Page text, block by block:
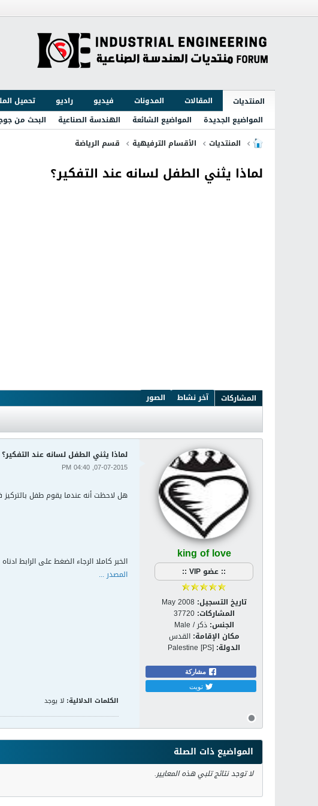
المنتديات المقالات المدونات فيديو راديو تحميل
المواضيع الجديدة
المواضيع الشائعة الهندسة الصناعية
البحث من
المنتديات
الأقسام الترفيهية قسم الرياضة
لماذا يثني الطفل لسانه عند التفكير؟
المشاركات آخر نشاط الصور
king of love
:: عضو VIP ::
تاريخ التسجيل: May 2008
المشاركات: 37720
الجنس: ذكر / Male
مكان الإقامة: القدس
الدولة: Palestine [PS]
مشاركة
تويت
لماذا يثني الطفل لسانه عند التفكير؟
07-07-2015, 04:40 PM
هل لاحظت أنه عندما يقوم طفل
الخبر كاملا الرجاء الضغط على الرابط ادناه
المصدر ...
الكلمات الدلالية: لا يوجد
المواضيع ذات الصلة
لا توجد نتائج تلبي هذه المعايير.